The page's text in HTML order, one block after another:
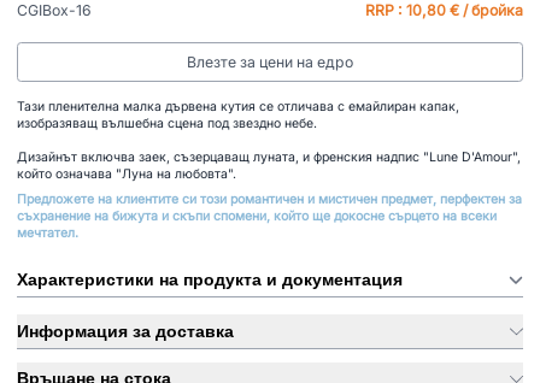
CGIBox-16 RRP : 10,80 € / бройка
Влезте за цени на едро
Тази пленителна малка дървена кутия се отличава с емайлиран капак,
изобразяващ вълшебна сцена под звездно небе.
Дизайнът включва заек, съзерцаващ луната, и френския надпис "Lune D'Amour",
който означава "Луна на любовта".
Предложете на клиентите си този романтичен и мистичен предмет, перфектен за
съхранение на бижута и скъпи спомени, който ще докосне сърцето на всеки
мечтател.
Характеристики на продукта и документация
Информация за доставка
Връщане на стока